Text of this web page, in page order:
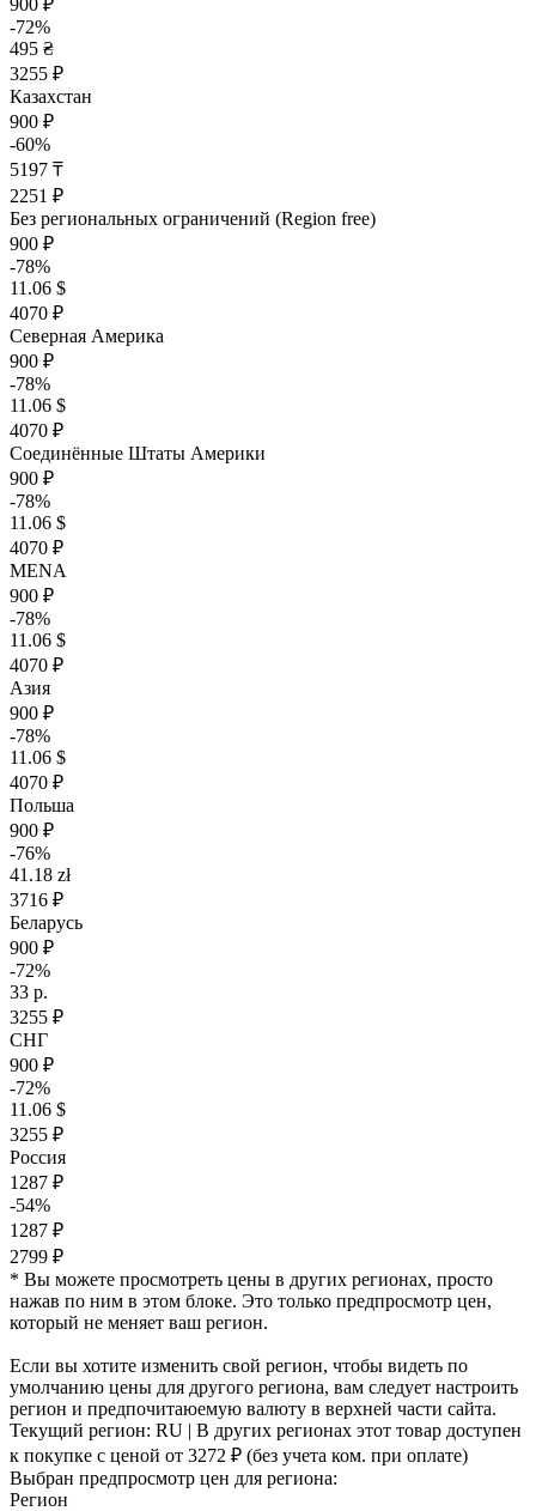
900 ₽
-72%
495 ₴
3255 ₽
Казахстан
900 ₽
-60%
5197 ₸
2251 ₽
Без региональных ограничений (Region free)
900 ₽
-78%
11.06 $
4070 ₽
Северная Америка
900 ₽
-78%
11.06 $
4070 ₽
Соединённые Штаты Америки
900 ₽
-78%
11.06 $
4070 ₽
MENA
900 ₽
-78%
11.06 $
4070 ₽
Азия
900 ₽
-78%
11.06 $
4070 ₽
Польша
900 ₽
-76%
41.18 zł
3716 ₽
Беларусь
900 ₽
-72%
33 р.
3255 ₽
СНГ
900 ₽
-72%
11.06 $
3255 ₽
Россия
1287 ₽
-54%
1287 ₽
2799 ₽
* Вы можете просмотреть цены в других регионах, просто
нажав по ним в этом блоке. Это только предпросмотр цен,
который не меняет ваш регион.
Если вы хотите изменить свой регион, чтобы видеть по
умолчанию цены для другого региона, вам следует настроить
регион и предпочитаюемую валюту в верхней части сайта.
Текущий регион: RU | В других регионах этот товар доступен
к покупке с ценой от 3272 ₽ (без учета ком. при оплате)
Выбран предпросмотр цен для региона:
Регион